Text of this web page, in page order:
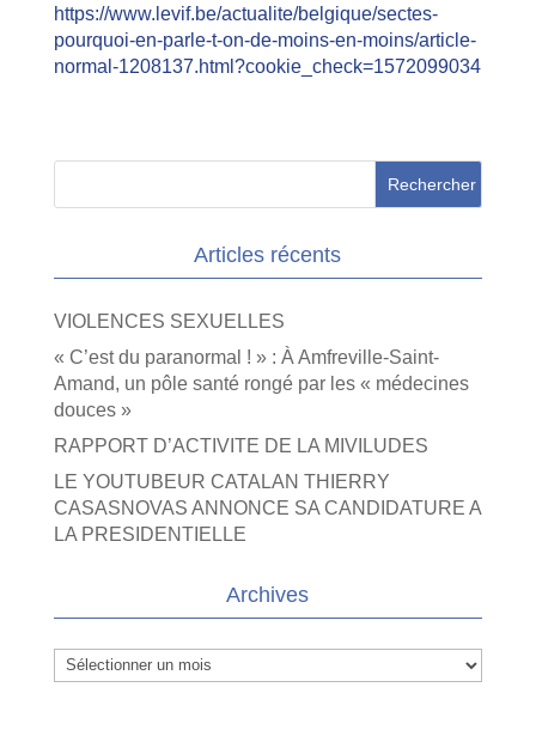
https://www.levif.be/actualite/belgique/sectes-
pourquoi-en-parle-t-on-de-moins-en-moins/article-
normal-1208137.html?cookie_check=1572099034
Articles récents
VIOLENCES SEXUELLES
« C’est du paranormal ! » : À Amfreville-Saint-
Amand, un pôle santé rongé par les « médecines
douces »
RAPPORT D’ACTIVITE DE LA MIVILUDES
LE YOUTUBEUR CATALAN THIERRY
CASASNOVAS ANNONCE SA CANDIDATURE A
LA PRESIDENTIELLE
Archives
Archives